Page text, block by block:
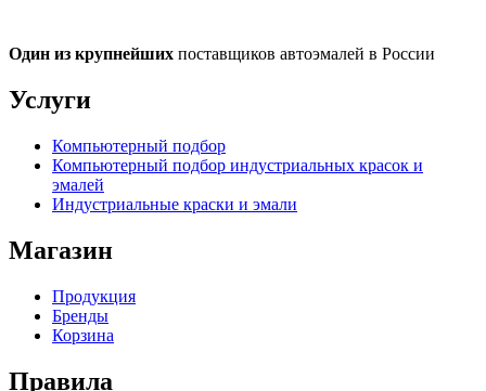
Один из крупнейших поставщиков автоэмалей в России
Услуги
Компьютерный подбор
Компьютерный подбор индустриальных красок и
эмалей
Индустриальные краски и эмали
Магазин
Продукция
Бренды
Корзина
Правила